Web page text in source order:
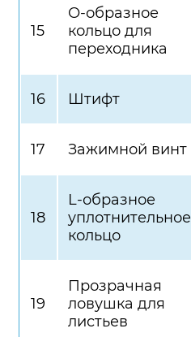
15
О-образное
кольцо для
переходника
16 Штифт
17 Зажимной винт
18
L-образное
уплотнительное
кольцо
19
Прозрачная
ловушка для
листьев